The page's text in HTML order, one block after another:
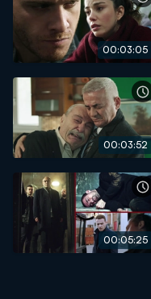
00:03:05
00:03:52
00:05:25